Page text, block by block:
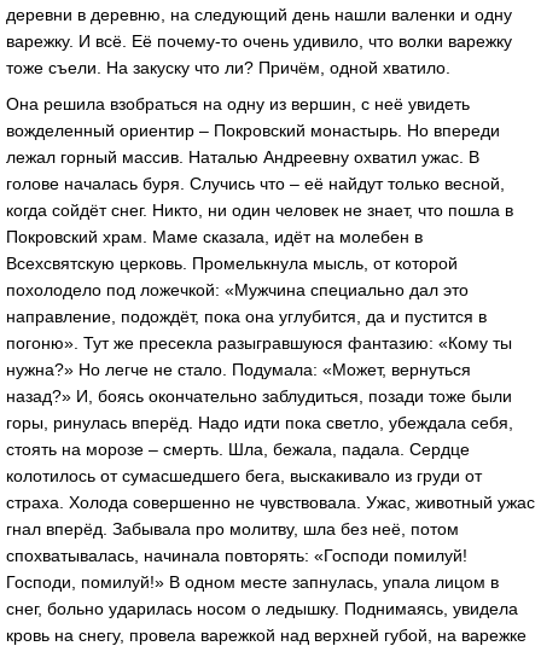
деревни в деревню, на следующий день нашли валенки и одну
варежку. И всё. Её почему-то очень удивило, что волки варежку
тоже съели. На закуску что ли? Причём, одной хватило.
Она решила взобраться на одну из вершин, с неё увидеть
вожделенный ориентир – Покровский монастырь. Но впереди
лежал горный массив. Наталью Андреевну охватил ужас. В
голове началась буря. Случись что – её найдут только весной,
когда сойдёт снег. Никто, ни один человек не знает, что пошла в
Покровский храм. Маме сказала, идёт на молебен в
Всехсвятскую церковь. Промелькнула мысль, от которой
похолодело под ложечкой: «Мужчина специально дал это
направление, подождёт, пока она углубится, да и пустится в
погоню». Тут же пресекла разыгравшуюся фантазию: «Кому ты
нужна?» Но легче не стало. Подумала: «Может, вернуться
назад?» И, боясь окончательно заблудиться, позади тоже были
горы, ринулась вперёд. Надо идти пока светло, убеждала себя,
стоять на морозе – смерть. Шла, бежала, падала. Сердце
колотилось от сумасшедшего бега, выскакивало из груди от
страха. Холода совершенно не чувствовала. Ужас, животный ужас
гнал вперёд. Забывала про молитву, шла без неё, потом
спохватывалась, начинала повторять: «Господи помилуй!
Господи, помилуй!» В одном месте запнулась, упала лицом в
снег, больно ударилась носом о ледышку. Поднимаясь, увидела
кровь на снегу, провела варежкой над верхней губой, на варежке